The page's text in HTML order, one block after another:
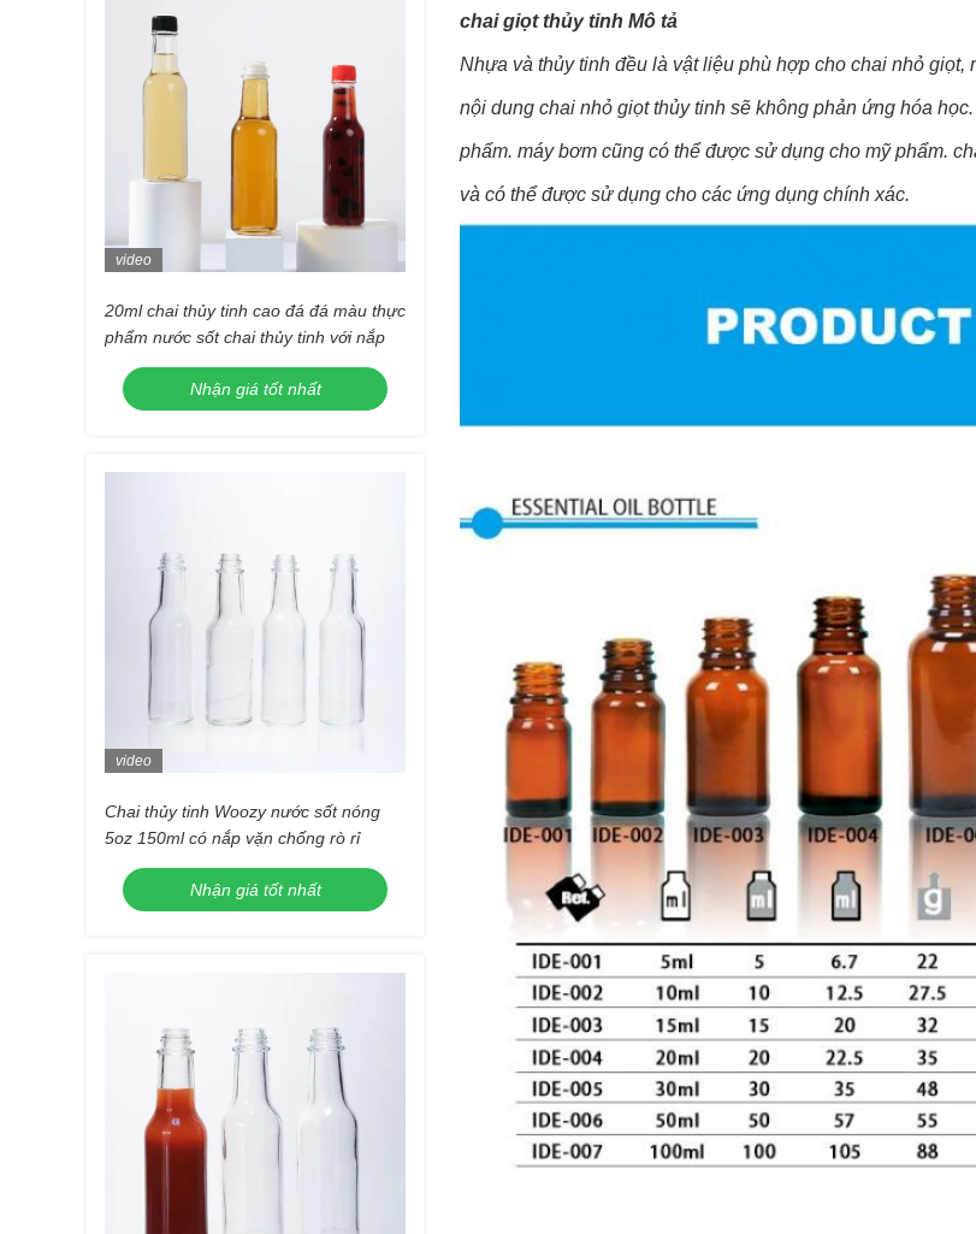
video
20ml chai thủy tinh cao đá đá màu thực
phẩm nước sốt chai thủy tinh với nắp
Nhận giá tốt nhất
video
Chai thủy tinh Woozy nước sốt nóng
5oz 150ml có nắp vặn chống rò rỉ
Nhận giá tốt nhất
chai giọt thủy tinh Mô tả
Nhựa và thủy tinh đều là vật liệu phù hợp cho chai nhỏ
nội dung chai nhỏ giọt thủy tinh sẽ không phản ứng hóa
phẩm. máy bơm cũng có thể được sử dụng cho mỹ phẩm.
và có thể được sử dụng cho các ứng dụng chính xác.